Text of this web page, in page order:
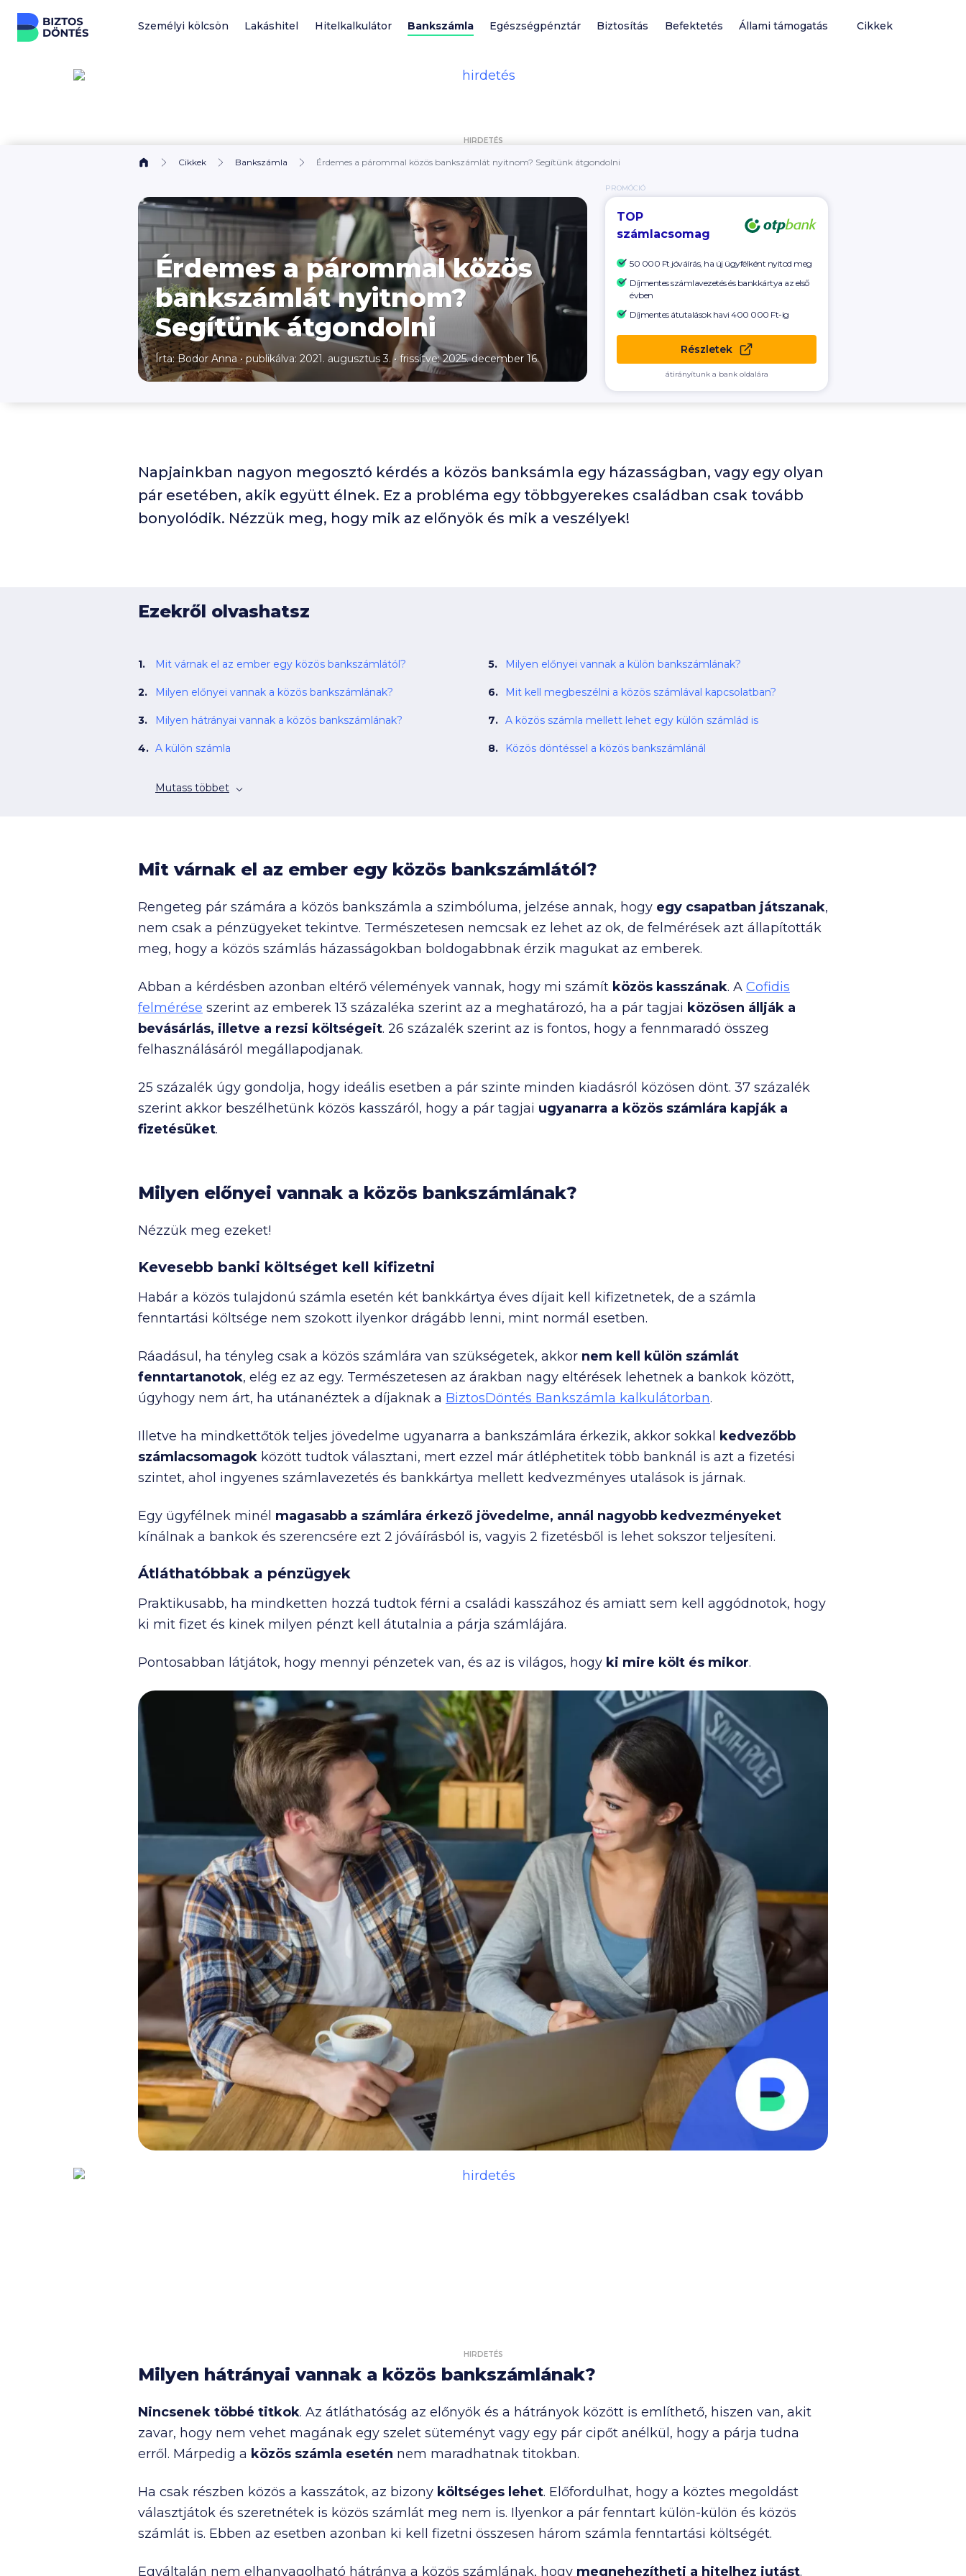
Ugrás a tartalomhoz
Személyi kölcsön Lakáshitel Hitelkalkulátor Bankszámla Egészségpénztár Biztosítás Befektetés Állami támogatás Cikkek
HIRDETÉS
Cikkek Bankszámla Érdemes a párommal közös bankszámlát nyitnom? Segítünk átgondolni
Érdemes a párommal közös
bankszámlát nyitnom?
Segítünk átgondolni
Írta: Bodor Anna • publikálva: 2021. augusztus 3.• frissítve: 2025. december 16.
PROMÓCIÓ
TOP
számlacsomag
50 000 Ft jóváírás, ha új ügyfélként nyitod meg
Díjmentes számlavezetés és bankkártya az első
évben
Díjmentes átutalások havi 400 000 Ft-ig
Részletek
átirányítunk a bank oldalára
Napjainkban nagyon megosztó kérdés a közös banksámla egy házasságban, vagy egy olyan
pár esetében, akik együtt élnek. Ez a probléma egy többgyerekes családban csak tovább
bonyolódik. Nézzük meg, hogy mik az előnyök és mik a veszélyek!
Ezekről olvashatsz
Mit várnak el az ember egy közös bankszámlától?
Milyen előnyei vannak a közös bankszámlának?
Milyen hátrányai vannak a közös bankszámlának?
A külön számla
Milyen előnyei vannak a külön bankszámlának?
Mit kell megbeszélni a közös számlával kapcsolatban?
A közös számla mellett lehet egy külön számlád is
Közös döntéssel a közös bankszámlánál
Mutass többet
Mit várnak el az ember egy közös bankszámlától?
Rengeteg pár számára a közös bankszámla a szimbóluma, jelzése annak, hogy egy csapatban játszanak,
nem csak a pénzügyeket tekintve. Természetesen nemcsak ez lehet az ok, de felmérések azt állapították
meg, hogy a közös számlás házasságokban boldogabbnak érzik magukat az emberek.
Abban a kérdésben azonban eltérő vélemények vannak, hogy mi számít közös kasszának. A Cofidis
felmérése szerint az emberek 13 százaléka szerint az a meghatározó, ha a pár tagjai közösen állják a
bevásárlás, illetve a rezsi költségeit. 26 százalék szerint az is fontos, hogy a fennmaradó összeg
felhasználásáról megállapodjanak.
25 százalék úgy gondolja, hogy ideális esetben a pár szinte minden kiadásról közösen dönt. 37 százalék
szerint akkor beszélhetünk közös kasszáról, hogy a pár tagjai ugyanarra a közös számlára kapják a
fizetésüket.
Milyen előnyei vannak a közös bankszámlának?
Nézzük meg ezeket!
Kevesebb banki költséget kell kifizetni
Habár a közös tulajdonú számla esetén két bankkártya éves díjait kell kifizetnetek, de a számla
fenntartási költsége nem szokott ilyenkor drágább lenni, mint normál esetben.
Ráadásul, ha tényleg csak a közös számlára van szükségetek, akkor nem kell külön számlát
fenntartanotok, elég ez az egy. Természetesen az árakban nagy eltérések lehetnek a bankok között,
úgyhogy nem árt, ha utánanéztek a díjaknak a BiztosDöntés Bankszámla kalkulátorban.
Illetve ha mindkettőtök teljes jövedelme ugyanarra a bankszámlára érkezik, akkor sokkal
kedvezőbb
számlacsomagok között tudtok választani, mert ezzel már átléphetitek több banknál is azt a fizetési
szintet, ahol ingyenes számlavezetés és bankkártya mellett kedvezményes utalások is járnak.
Egy ügyfélnek minél magasabb a számlára érkező jövedelme, annál nagyobb kedvezményeket
kínálnak a bankok és szerencsére ezt 2 jóváírásból is, vagyis 2 fizetésből is lehet sokszor teljesíteni.
Átláthatóbbak a pénzügyek
Praktikusabb, ha mindketten hozzá tudtok férni a családi kasszához és amiatt sem kell aggódnotok, hogy
ki mit fizet és kinek milyen pénzt kell átutalnia a párja számlájára.
Pontosabban látjátok, hogy mennyi pénzetek van, és az is világos, hogy ki mire költ és mikor.
HIRDETÉS
Milyen hátrányai vannak a közös bankszámlának?
Nincsenek többé titkok. Az átláthatóság az előnyök és a hátrányok között is említhető, hiszen van, akit
zavar, hogy nem vehet magának egy szelet süteményt vagy egy pár cipőt anélkül, hogy a párja tudna
erről. Márpedig a közös számla esetén nem maradhatnak titokban.
Ha csak részben közös a kasszátok, az bizony költséges lehet. Előfordulhat, hogy a köztes megoldást
választjátok és szeretnétek is közös számlát meg nem is. Ilyenkor a pár fenntart külön-külön és közös
számlát is. Ebben az esetben azonban ki kell fizetni összesen három számla fenntartási költségét.
Egyáltalán nem elhanyagolható hátránya a közös számlának, hogy megnehezítheti a hitelhez jutást.